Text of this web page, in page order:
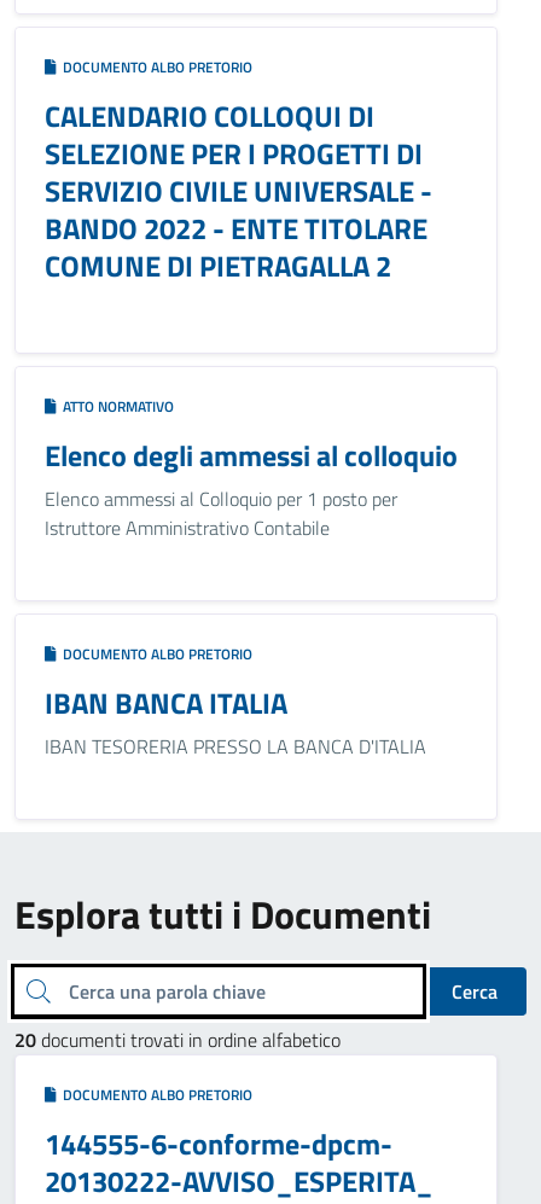
DOCUMENTO ALBO PRETORIO
CALENDARIO COLLOQUI DI
SELEZIONE PER I PROGETTI DI
SERVIZIO CIVILE UNIVERSALE -
BANDO 2022 - ENTE TITOLARE
COMUNE DI PIETRAGALLA 2
ATTO NORMATIVO
Elenco degli ammessi al colloquio
Elenco ammessi al Colloquio per 1 posto per
Istruttore Amministrativo Contabile
DOCUMENTO ALBO PRETORIO
IBAN BANCA ITALIA
IBAN TESORERIA PRESSO LA BANCA D'ITALIA
Esplora tutti i Documenti
Cerca una parola chiave
Cerca
20documenti trovati in ordine alfabetico
DOCUMENTO ALBO PRETORIO
144555-6-conforme-dpcm-
20130222-AVVISO_ESPERITA_